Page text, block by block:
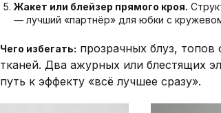
Жакет или блейзер прямого кроя.
— лучший «партнёр» для юбки с
Чего избегать: прозрачных блуз,
тканей. Два ажурных или блестящих
путь к эффекту «всё лучшее сразу».